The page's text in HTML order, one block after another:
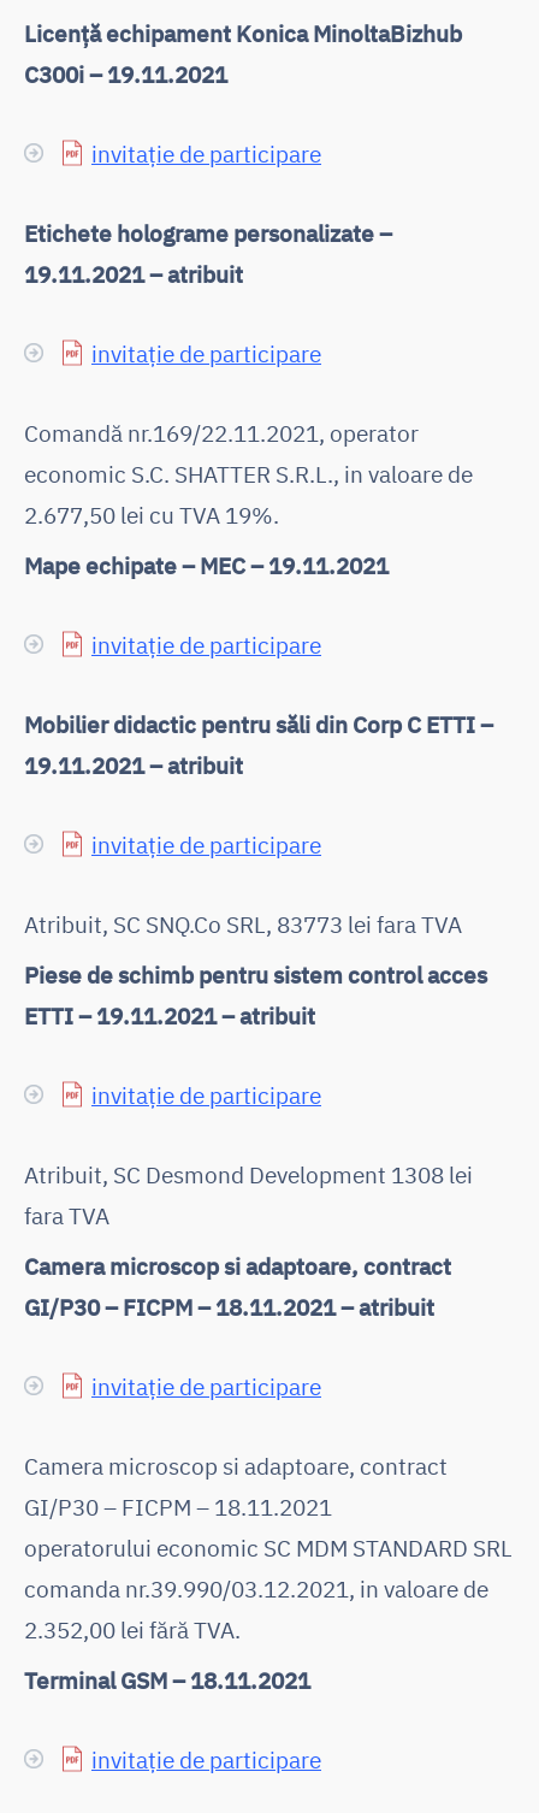
Licență echipament Konica MinoltaBizhub
C300i – 19.11.2021
invitație de participare
Etichete holograme personalizate –
19.11.2021 – atribuit
invitație de participare
Comandă nr.169/22.11.2021, operator
economic S.C. SHATTER S.R.L., in valoare de
2.677,50 lei cu TVA 19%.
Mape echipate – MEC – 19.11.2021
invitație de participare
Mobilier didactic pentru săli din Corp C ETTI –
19.11.2021 – atribuit
invitație de participare
Atribuit, SC SNQ.Co SRL, 83773 lei fara TVA
Piese de schimb pentru sistem control acces
ETTI – 19.11.2021 – atribuit
invitație de participare
Atribuit, SC Desmond Development 1308 lei
fara TVA
Camera microscop si adaptoare, contract
GI/P30 – FICPM – 18.11.2021 – atribuit
invitație de participare
Camera microscop si adaptoare, contract
GI/P30 – FICPM – 18.11.2021
operatorului economic SC MDM STANDARD SRL
comanda nr.39.990/03.12.2021, in valoare de
2.352,00 lei fără TVA.
Terminal GSM – 18.11.2021
invitație de participare